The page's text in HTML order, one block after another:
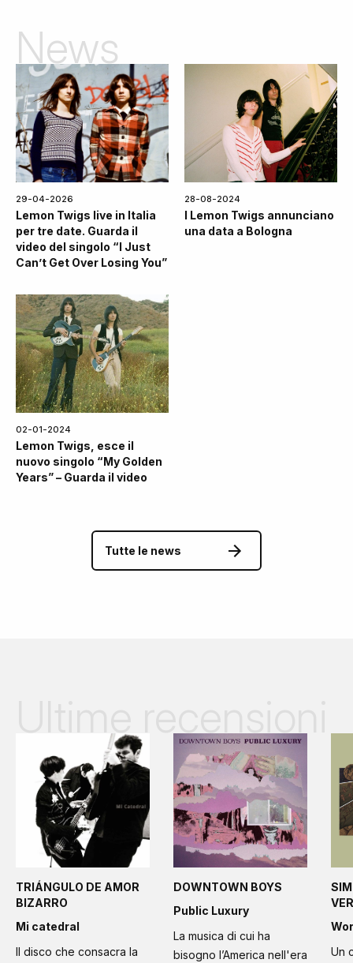
News
29-04-2026
Lemon Twigs live in Italia
per tre date. Guarda il
video del singolo “I Just
Can’t Get Over Losing You”
28-08-2024
I Lemon Twigs annunciano
una data a Bologna
02-01-2024
Lemon Twigs, esce il
nuovo singolo “My Golden
Years” – Guarda il video
Tutte le news
TRIÁNGULO DE AMOR
BIZARRO
Mi catedral
Il disco che consacra la
DOWNTOWN BOYS
Public Luxury
La musica di cui ha
bisogno l’America nell'era
Un